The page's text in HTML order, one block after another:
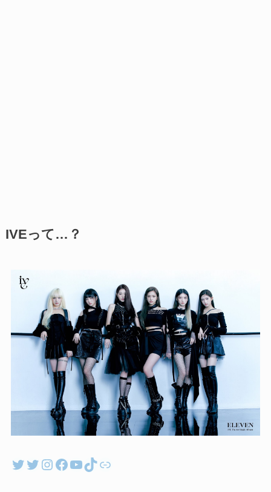
IVEって…？
Twitter
Twitter
Instagram
Facebook
YouTube
TikTok
リンク